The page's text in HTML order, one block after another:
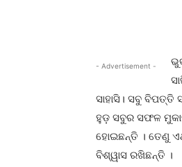
- Advertisement -
ସାହାସି। ସବୁ ବିପତ୍ତି
ହୁଡ଼ ସବୁର ସଫଳ
ହୋଇଛନ୍ତି । ତେଣୁ
ବିଶ୍ୱାସ ରଖିଛନ୍ତି ।